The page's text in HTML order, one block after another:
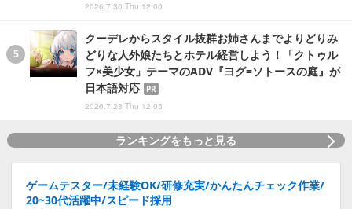
2026.7.30 Thu 12:00
クーデレからスタイル抜群お姉さんまでよりどりみ
どりな人外娘たちとホテル経営しよう！「クトゥル
フ×美少女」テーマのADV『ヨグ=ソトースの庭』が
日本語対応
PR
2026.7.23 Thu 12:05
ランキングをもっと見る
ゲームテスター/未経験OK/研修充実/かんたんチェック作業/
20~30代活躍中/スピード採用